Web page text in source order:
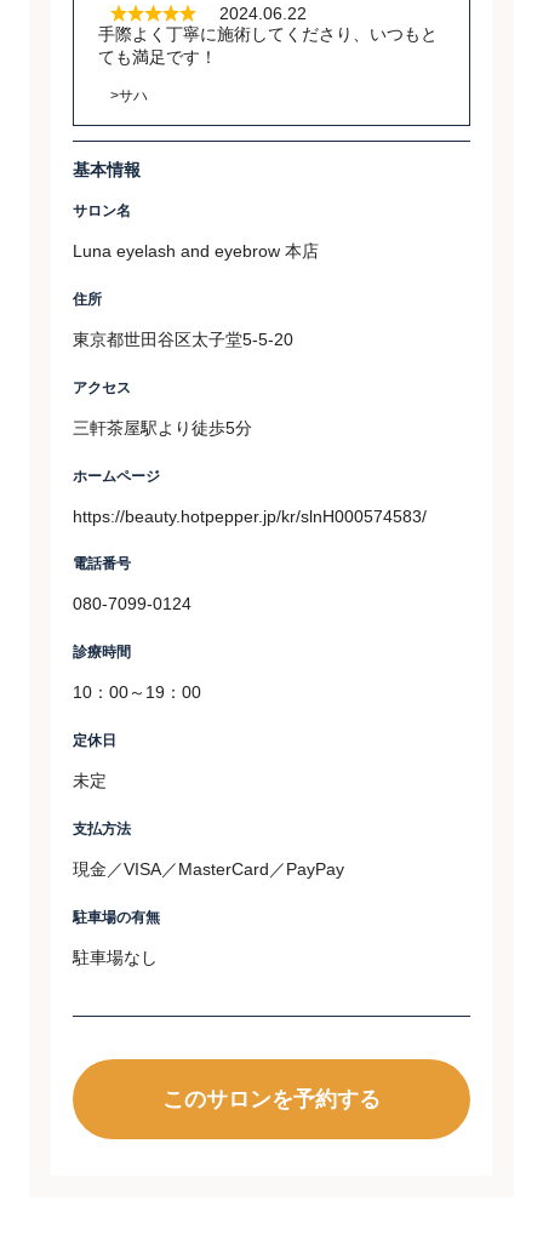
2024.06.22
手際よく丁寧に施術してくださり、いつもと
ても満足です！
>サハ
基本情報
サロン名
Luna eyelash and eyebrow 本店
住所
東京都世田谷区太子堂5-5-20
アクセス
三軒茶屋駅より徒歩5分
ホームページ
https://beauty.hotpepper.jp/kr/slnH000574583/
電話番号
080-7099-0124
診療時間
10：00～19：00
定休日
未定
支払方法
現金／VISA／MasterCard／PayPay
駐車場の有無
駐車場なし
このサロンを予約する